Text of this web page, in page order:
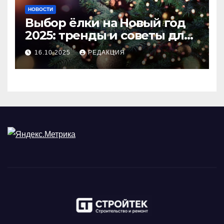
НОВОСТИ
Выбор ёлки на Новый год
2025: тренды и советы для
идеального праздника
16.10.2025 РЕДАКЦИЯ